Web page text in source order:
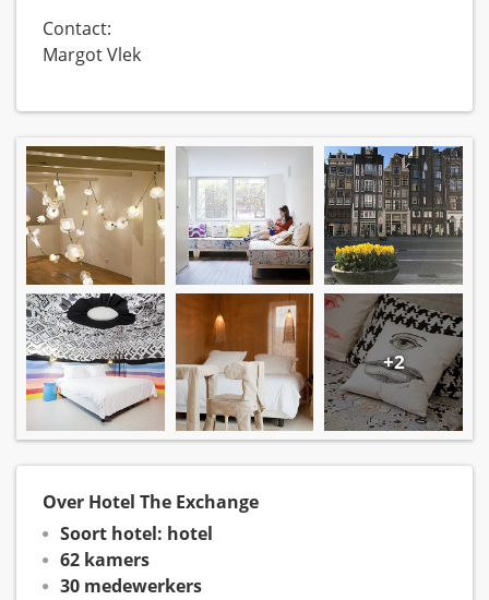
Contact:
Margot Vlek
+2
Over Hotel The Exchange
Soort hotel: hotel
62 kamers
30 medewerkers